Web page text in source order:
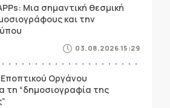
Μια σημαντική θεσμική
και την
03.08.2026 15:29
Οργάνου
τη “δημοσιογραφία της